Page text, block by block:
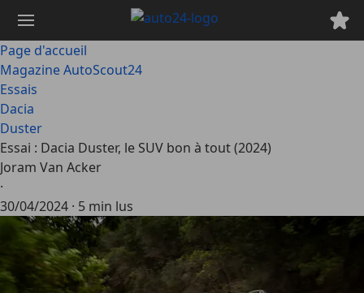
contenu
principal
Page d'accueil
Magazine AutoScout24
Essais
Dacia
Duster
Essai : Dacia Duster, le SUV bon à tout (2024)
Joram Van Acker
·
30/04/2024 · 5 min lus